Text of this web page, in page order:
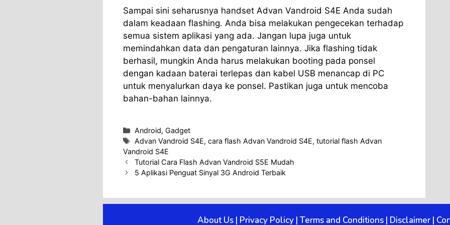
Sampai sini seharusnya handset Advan Vandroid S4E Anda sudah
dalam keadaan flashing. Anda bisa melakukan pengecekan terhadap
semua sistem aplikasi yang ada. Jangan lupa juga untuk
memindahkan data dan pengaturan lainnya. Jika flashing tidak
berhasil, mungkin Anda harus melakukan booting pada ponsel
dengan kadaan baterai terlepas dan kabel USB menancap di PC
untuk menyalurkan daya ke ponsel. Pastikan juga untuk mencoba
bahan-bahan lainnya.
Categories
Android, Gadget
Tags
Advan Vandroid S4E, cara flash Advan Vandroid S4E, tutorial flash Advan
Vandroid S4E
Tutorial Cara Flash Advan Vandroid S5E Mudah
5 Aplikasi Penguat Sinyal 3G Android Terbaik
About Us| Privacy Policy| Terms and Conditions| Disclaimer|